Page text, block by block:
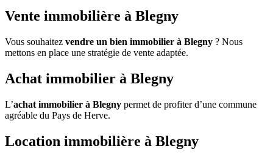
Vente immobilière à Blegny
Vous souhaitez vendre un bien immobilier à Blegny ? Nous
mettons en place une stratégie de vente adaptée.
Achat immobilier à Blegny
L’achat immobilier à Blegny permet de profiter d’une commune
agréable du Pays de Herve.
Location immobilière à Blegny